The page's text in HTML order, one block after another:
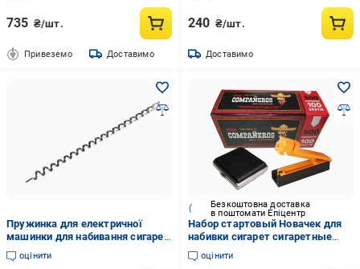
735 ₴/шт.
Привеземо Доставимо
240 ₴/шт.
Доставимо
Пружинка для електричної
машинки для набивання сигарет
Gerui 2
оцінити
Безкоштовна доставка
в поштомати Епіцентр
Набор стартовый Новачек для
набивки сигарет сигаретные
гильзы 500 шт./машинка для
набивки сигарет/портсигар
оцінити